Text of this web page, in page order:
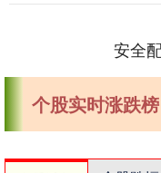
安全
个股实时涨跌榜